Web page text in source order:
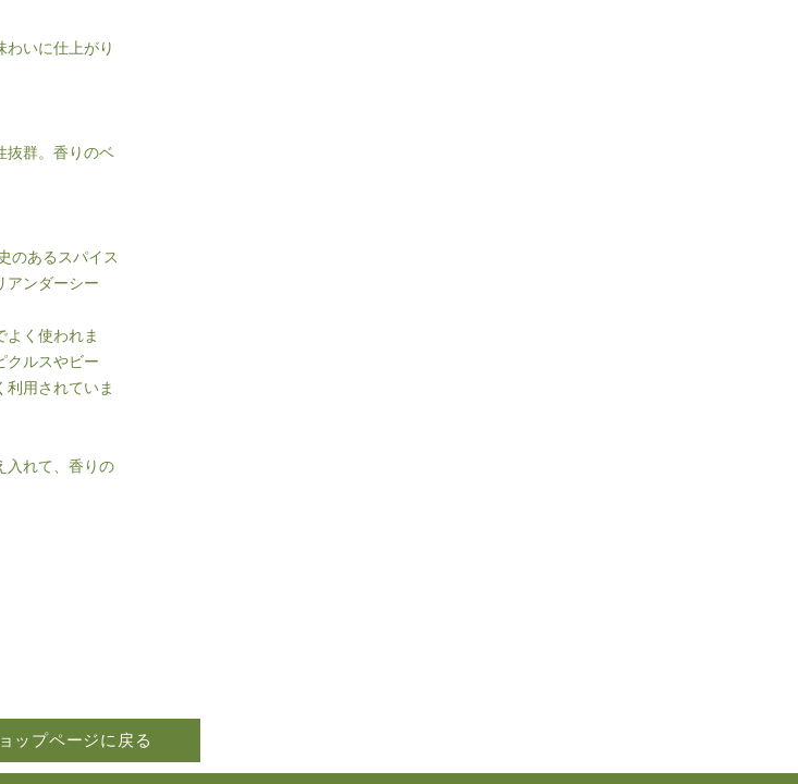
わいに仕上がり
抜群。香りのベ
のあるスパイス
アンダーシー
よく使われま
クルスやビー
利用されていま
入れて、香りの
ップページに戻る